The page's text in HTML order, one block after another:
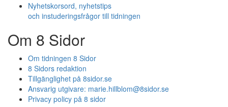
Nyhetskorsord, nyhetstips
och instuderingsfrågor till tidningen
Om 8 Sidor
Om tidningen 8 Sidor
8 Sidors redaktion
Tillgänglighet på 8sidor.se
Ansvarig utgivare: marie.hillblom@8sidor.se
Privacy policy på 8 sidor